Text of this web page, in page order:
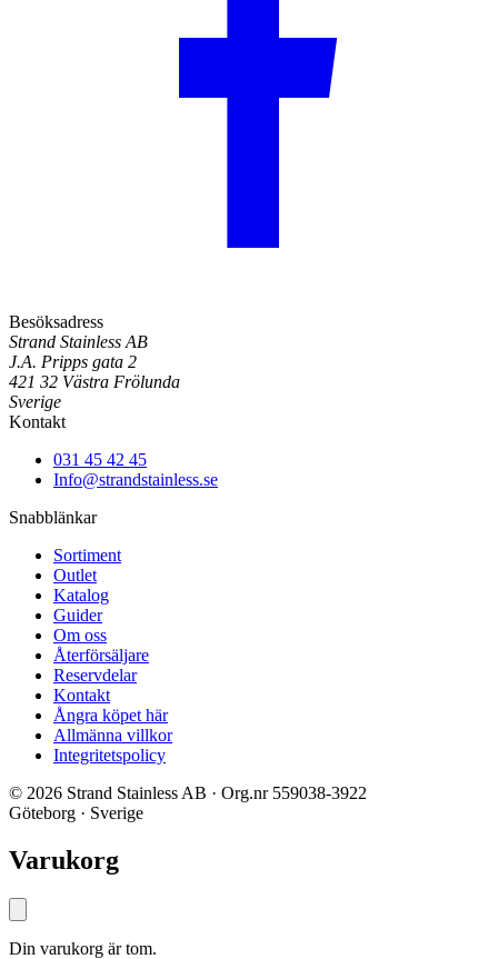
Besöksadress
Strand Stainless AB
J.A. Pripps gata 2
421 32 Västra Frölunda
Sverige
Kontakt
031 45 42 45
Info@strandstainless.se
Snabblänkar
Sortiment
Outlet
Katalog
Guider
Om oss
Återförsäljare
Reservdelar
Kontakt
Ångra köpet här
Allmänna villkor
Integritetspolicy
© 2026 Strand Stainless AB · Org.nr 559038-3922
Göteborg · Sverige
Varukorg
Din varukorg är tom.